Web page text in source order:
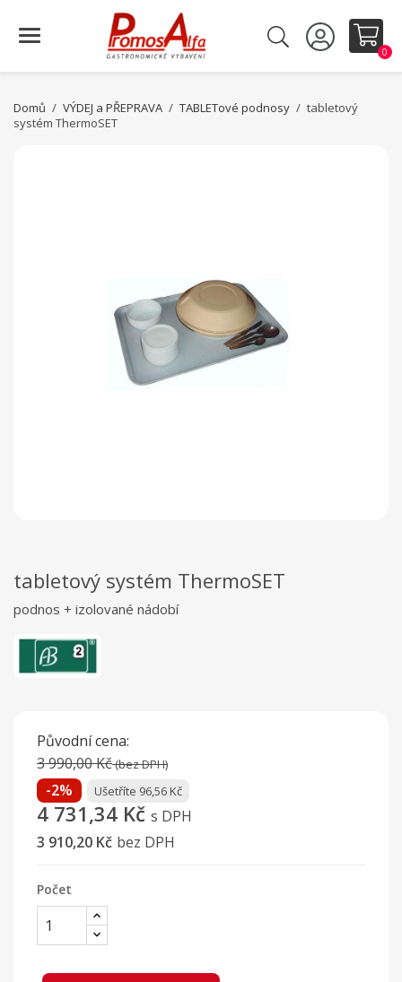
0
Domů VÝDEJ a PŘEPRAVA TABLETové podnosy
tabletový
systém ThermoSET
tabletový systém ThermoSET
podnos + izolované nádobí
Původní cena:
3 990,00 Kč(bez DPH)
-2% Ušetříte 96,56 Kč
4 731,34 Kč s DPH
3 910,20 Kč bez DPH
Počet